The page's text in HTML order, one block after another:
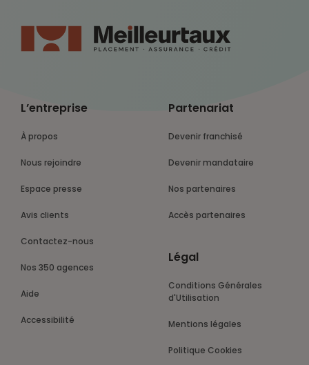
L’entreprise
À propos
Nous rejoindre
Espace presse
Avis clients
Contactez-nous
Nos 350 agences
Aide
Accessibilité
Partenariat
Devenir franchisé
Devenir mandataire
Nos partenaires
Accès partenaires
Légal
Conditions Générales
d'Utilisation
Mentions légales
Politique Cookies